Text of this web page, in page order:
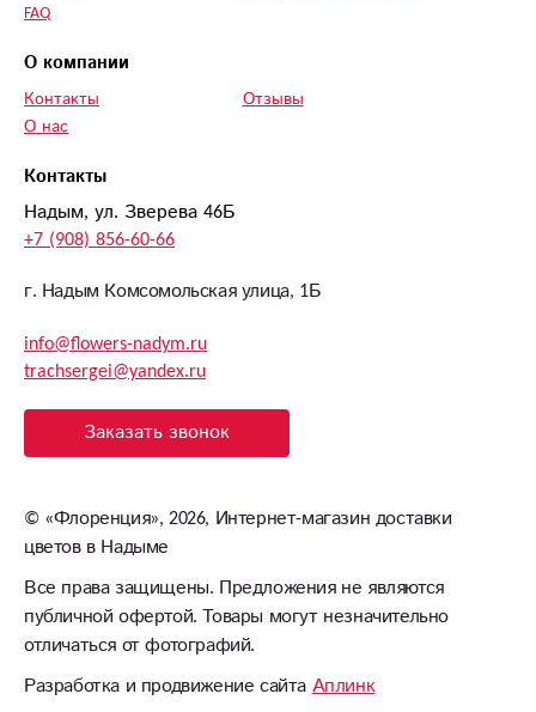
Контакты
Надым, ул. Зверева 46Б
+7 (908) 856-60-66
г. Надым Комсомольская улица, 1Б
info@flowers-nadym.ru
trachsergei@yandex.ru
Заказать звонок
FAQ
О компании
Контакты
О нас
Отзывы
© «Флоренция», 2026, Интернет-магазин доставки
цветов в Надыме
Все права защищены. Предложения не являются
публичной офертой. Товары могут незначительно
отличаться от фотографий.
Разработка и продвижение сайтаАплинк